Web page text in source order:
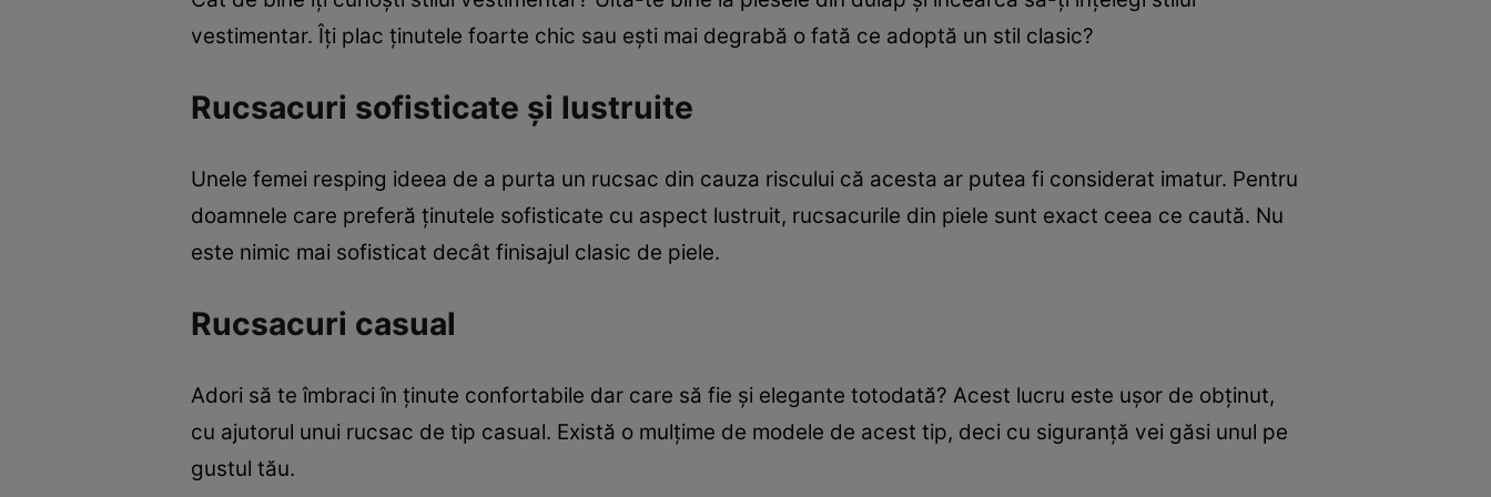
vestimentar. Îţi plac ţinutele foarte chic sau eşti mai degrabă o fată ce adoptă un stil clasic?
Rucsacuri sofisticate şi lustruite
Unele femei resping ideea de a purta un rucsac din cauza riscului că acesta ar putea fi considerat imatur. Pentru
doamnele care preferă ţinutele sofisticate cu aspect lustruit, rucsacurile din piele sunt exact ceea ce caută. Nu
este nimic mai sofisticat decât finisajul clasic de piele.
Rucsacuri casual
Adori să te îmbraci în ţinute confortabile dar care să fie şi elegante totodată? Acest lucru este uşor de obţinut,
cu ajutorul unui rucsac de tip casual. Există o mulţime de modele de acest tip, deci cu siguranţă vei găsi unul pe
gustul tău.